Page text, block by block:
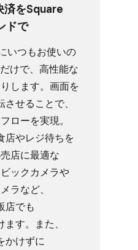
済を​Square
ドで
いつも​お使いの​
けで、​高性能な​
します。​画面を​
せる​ことで、​
ローを​実現。​
店や​レジ待ちを​
店に​最適な​
ックカメラや​
ラなど、​
店でも​
す。​また、​
かけずに​